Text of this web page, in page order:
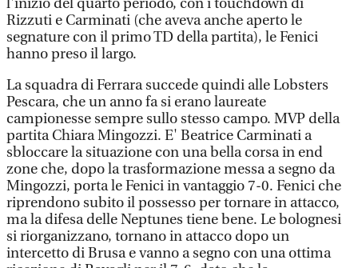
l'inizio del quarto periodo, con i touchdown di
Rizzuti e Carminati (che aveva anche aperto le
segnature con il primo TD della partita), le Fenici
hanno preso il largo.
La squadra di Ferrara succede quindi alle Lobsters
Pescara, che un anno fa si erano laureate
campionesse sempre sullo stesso campo. MVP della
partita Chiara Mingozzi. E' Beatrice Carminati a
sbloccare la situazione con una bella corsa in end
zone che, dopo la trasformazione messa a segno da
Mingozzi, porta le Fenici in vantaggio 7-0. Fenici che
riprendono subito il possesso per tornare in attacco,
ma la difesa delle Neptunes tiene bene. Le bolognesi
si riorganizzano, tornano in attacco dopo un
intercetto di Brusa e vanno a segno con una ottima